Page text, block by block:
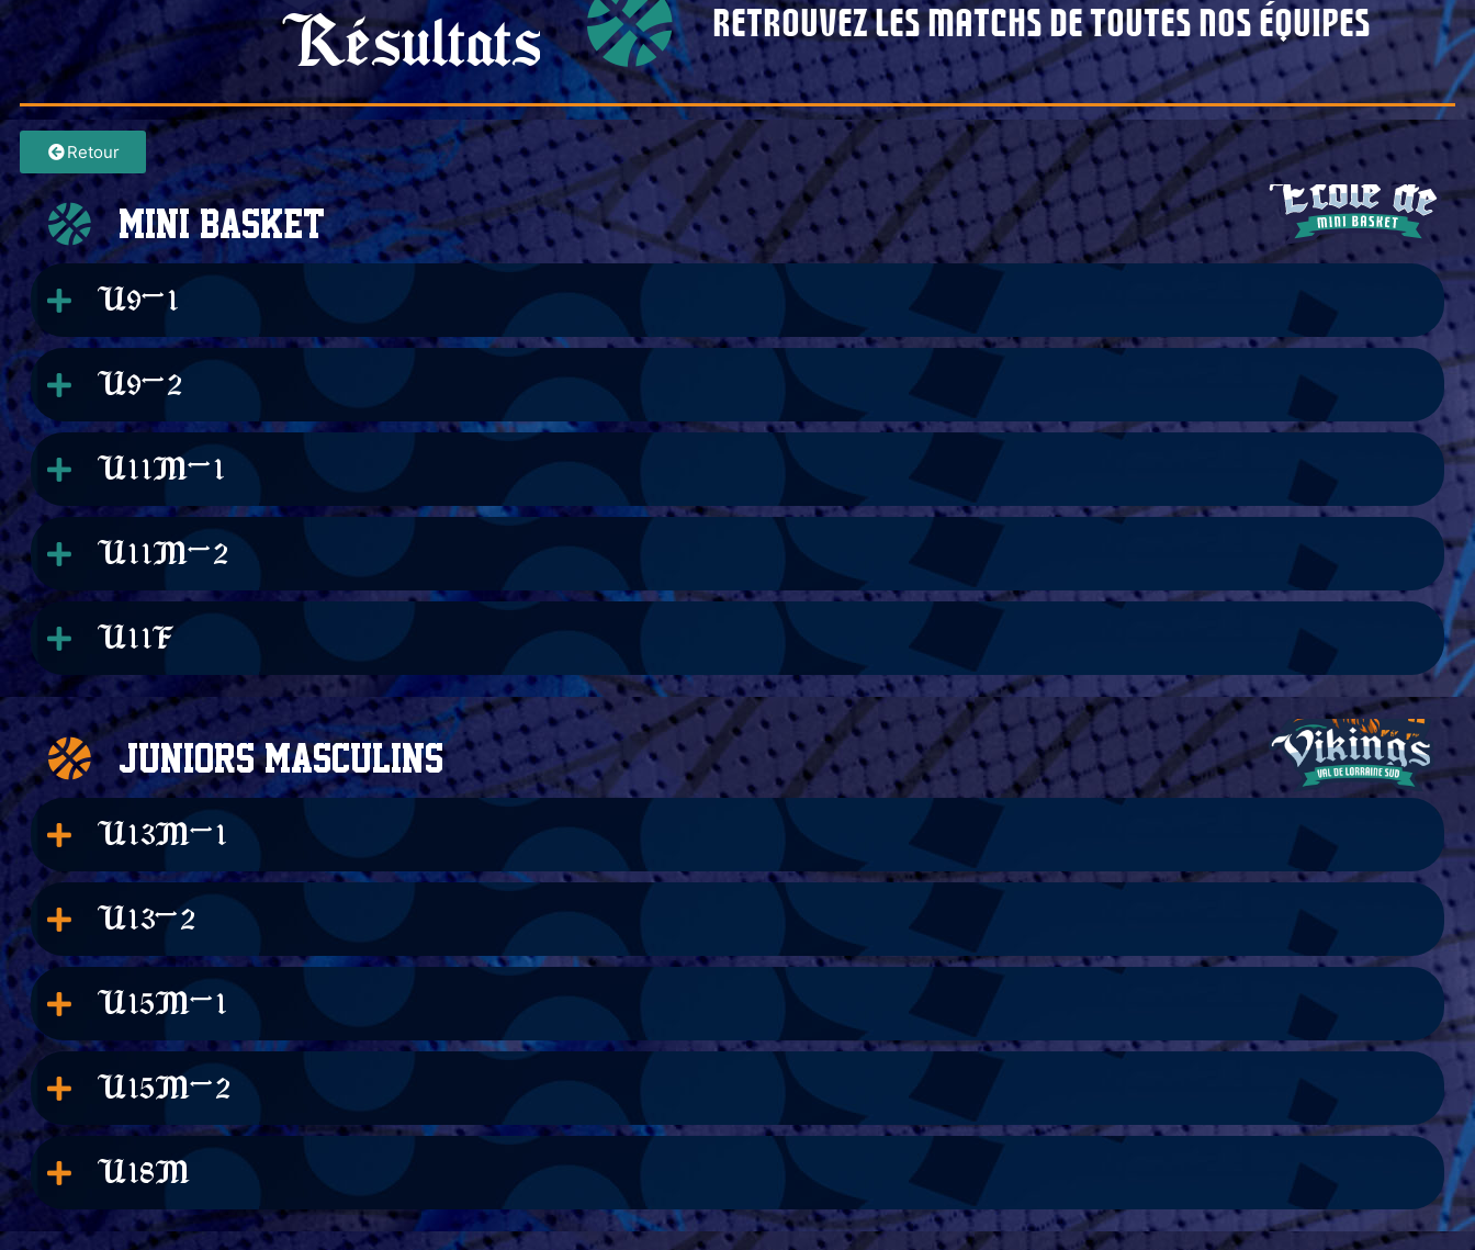
Résultats
Retrouvez les matchs de toutes nos équipes
Retour
Mini Basket
U9-1
U9-2
U11M-1
U11M-2
U11F
Juniors masculins
U13M-1
U13-2
U15M-1
U15M-2
U18M